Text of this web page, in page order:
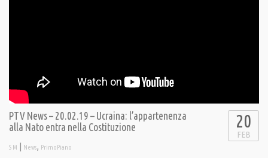
PTV News – 20.02.19 – Ucraina: l’appartenenza
alla Nato entra nella Costituzione
S M | News, PrimoPiano
20
FEB